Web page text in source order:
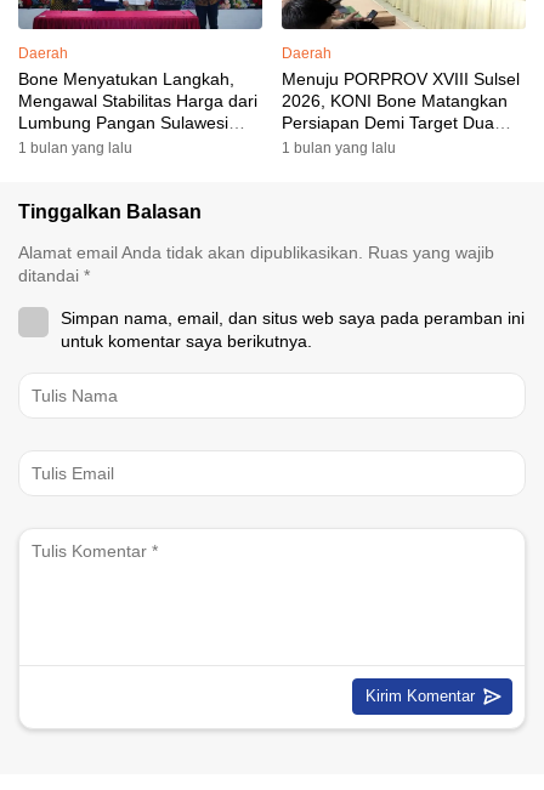
Daerah
Bone Menyatukan Langkah,
Mengawal Stabilitas Harga dari
Lumbung Pangan Sulawesi
Selatan
1 bulan yang lalu
Daerah
Menuju PORPROV XVIII Sulsel
2026, KONI Bone Matangkan
Persiapan Demi Target Dua
Besar
1 bulan yang lalu
Tinggalkan Balasan
Alamat email Anda tidak akan dipublikasikan.
Ruas yang wajib
ditandai *
Simpan nama, email, dan situs web saya pada peramban ini
untuk komentar saya berikutnya.